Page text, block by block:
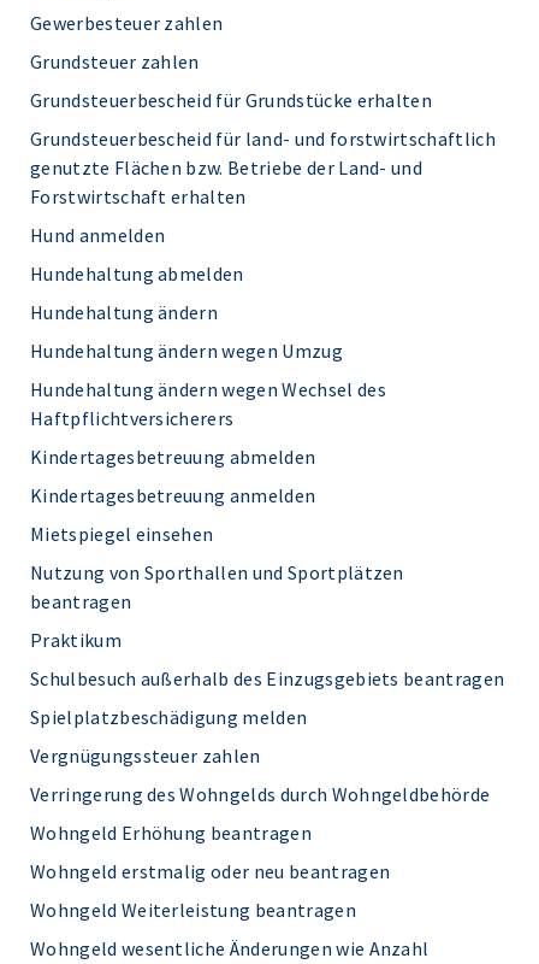
Gewerbesteuer zahlen
Grundsteuer zahlen
Grundsteuerbescheid für Grundstücke erhalten
Grundsteuerbescheid für land- und forstwirtschaftlich
genutzte Flächen bzw. Betriebe der Land- und
Forstwirtschaft erhalten
Hund anmelden
Hundehaltung abmelden
Hundehaltung ändern
Hundehaltung ändern wegen Umzug
Hundehaltung ändern wegen Wechsel des
Haftpflichtversicherers
Kindertagesbetreuung abmelden
Kindertagesbetreuung anmelden
Mietspiegel einsehen
Nutzung von Sporthallen und Sportplätzen
beantragen
Praktikum
Schulbesuch außerhalb des Einzugsgebiets beantragen
Spielplatzbeschädigung melden
Vergnügungssteuer zahlen
Verringerung des Wohngelds durch Wohngeldbehörde
Wohngeld Erhöhung beantragen
Wohngeld erstmalig oder neu beantragen
Wohngeld Weiterleistung beantragen
Wohngeld wesentliche Änderungen wie Anzahl